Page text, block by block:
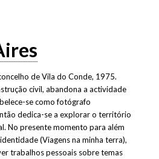
de Vila do Conde, 1975.
civil, abandona a actividade
se como fotógrafo
dedica-se a explorar o território
No presente momento para além
(Viagens na minha terra),
trabalhos pessoais sobre temas